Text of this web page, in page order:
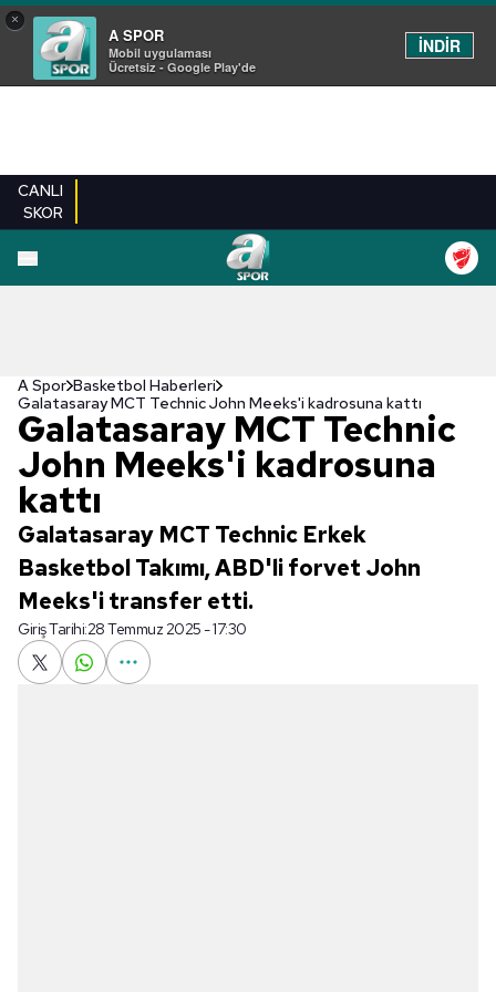
×
A SPOR
Mobil uygulaması
Ücretsiz - Google Play'de
İNDİR
CANLI
SKOR
A Spor Basketbol Haberleri
Galatasaray MCT Technic John Meeks'i kadrosuna kattı
Galatasaray MCT Technic
John Meeks'i kadrosuna
kattı
Galatasaray MCT Technic Erkek
Basketbol Takımı, ABD'li forvet John
Meeks'i transfer etti.
Giriş Tarihi:28 Temmuz 2025 - 17:30